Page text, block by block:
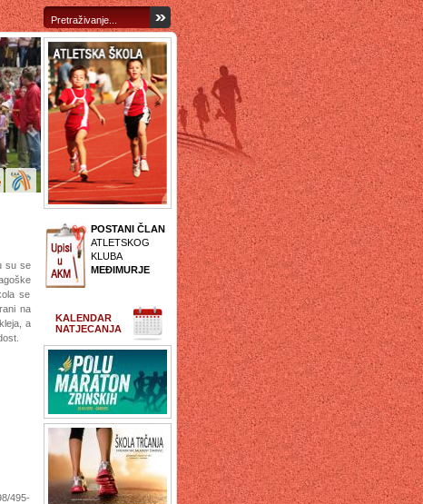
POSTANI ČLAN
ATLETSKOG
KLUBA
MEĐIMURJE
KALENDAR
NATJECANJA
su se
se
na
a
495-